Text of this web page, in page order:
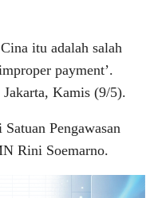
itu adalah salah
payment’.
Kamis (9/5).
Pengawasan
Rini Soemarno.